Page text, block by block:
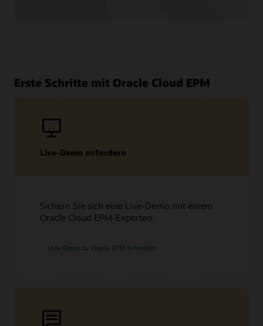
Erste Schritte mit Oracle Cloud EPM
Live-Demo anfordern
Sichern Sie sich eine Live-Demo mit einem
Oracle Cloud EPM-Experten.
Live-Demo zu Oracle EPM anfordern